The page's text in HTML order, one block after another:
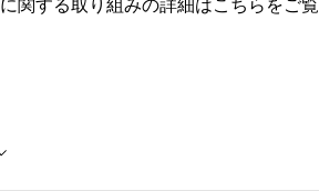
に関する取り組みの詳細はこちらをご覧